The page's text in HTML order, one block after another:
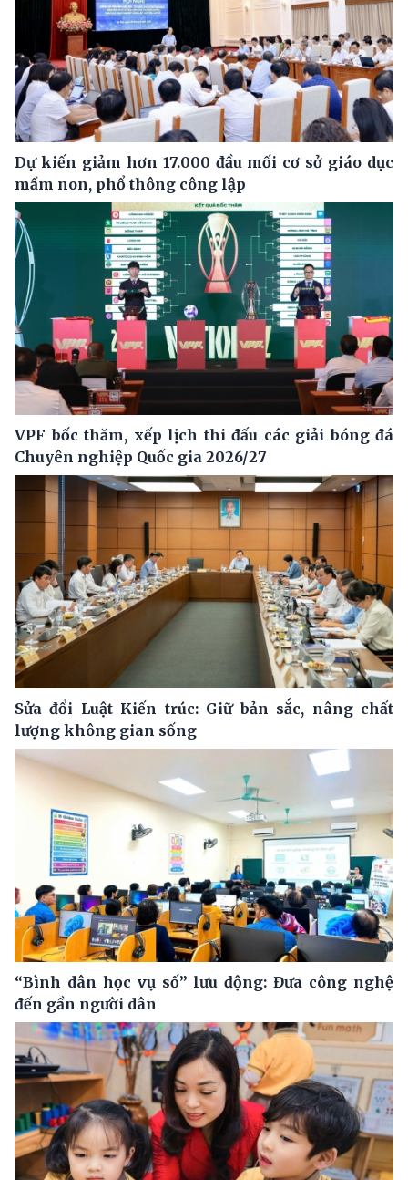
Dự kiến giảm hơn 17.000 đầu mối cơ sở giáo dục
mầm non, phổ thông công lập
VPF bốc thăm, xếp lịch thi đấu các giải bóng đá
Chuyên nghiệp Quốc gia 2026/27
Sửa đổi Luật Kiến trúc: Giữ bản sắc, nâng chất
lượng không gian sống
“Bình dân học vụ số” lưu động: Đưa công nghệ
đến gần người dân